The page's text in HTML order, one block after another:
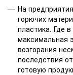
На
горючих
пластика. Где
максимальная
возгорания
последствия
готовую